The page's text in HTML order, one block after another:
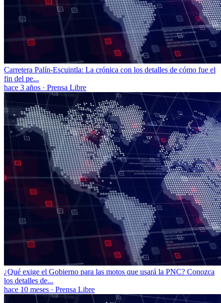
Carretera Palín-Escuintla: La crónica con los detalles de cómo fue el
fin del pe...
hace 3 años · Prensa Libre
¿Qué exige el Gobierno para las motos que usará la PNC? Conozca
los detalles de...
hace 10 meses · Prensa Libre